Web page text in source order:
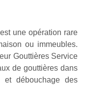
une opération rare
ou immeubles.
Gouttières Service
de gouttières dans
et débouchage des